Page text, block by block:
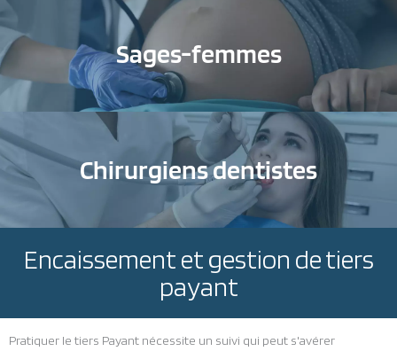
Sages-femmes
Chirurgiens dentistes
Encaissement et gestion de tiers
payant
Pratiquer le tiers Payant nécessite un suivi qui peut s'avérer